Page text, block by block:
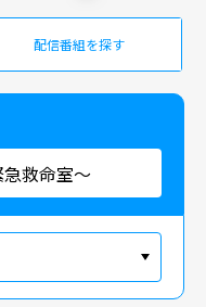
配信番組を探す